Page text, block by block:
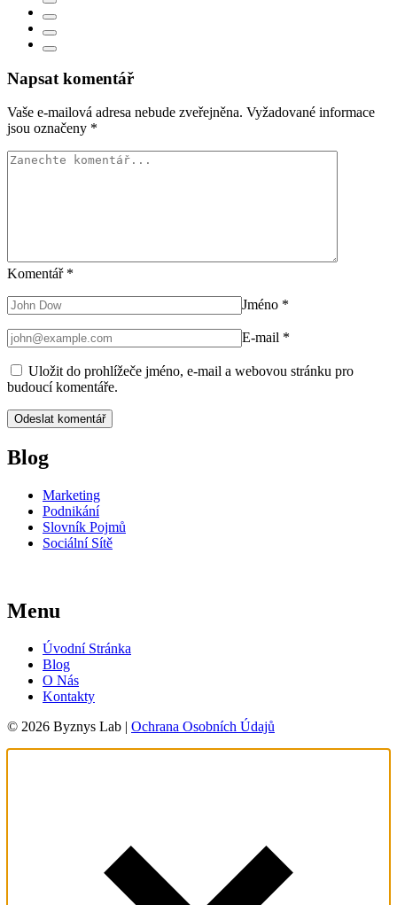
Napsat komentář
Vaše e-mailová adresa nebude zveřejněna. Vyžadované informace
jsou označeny *
Komentář *
Jméno *
E-mail *
Uložit do prohlížeče jméno, e-mail a webovou stránku pro
budoucí komentáře.
Blog
Marketing
Podnikání
Slovník Pojmů
Sociální Sítě
Menu
Úvodní Stránka
Blog
O Nás
Kontakty
© 2026 Byznys Lab | Ochrana Osobních Údajů